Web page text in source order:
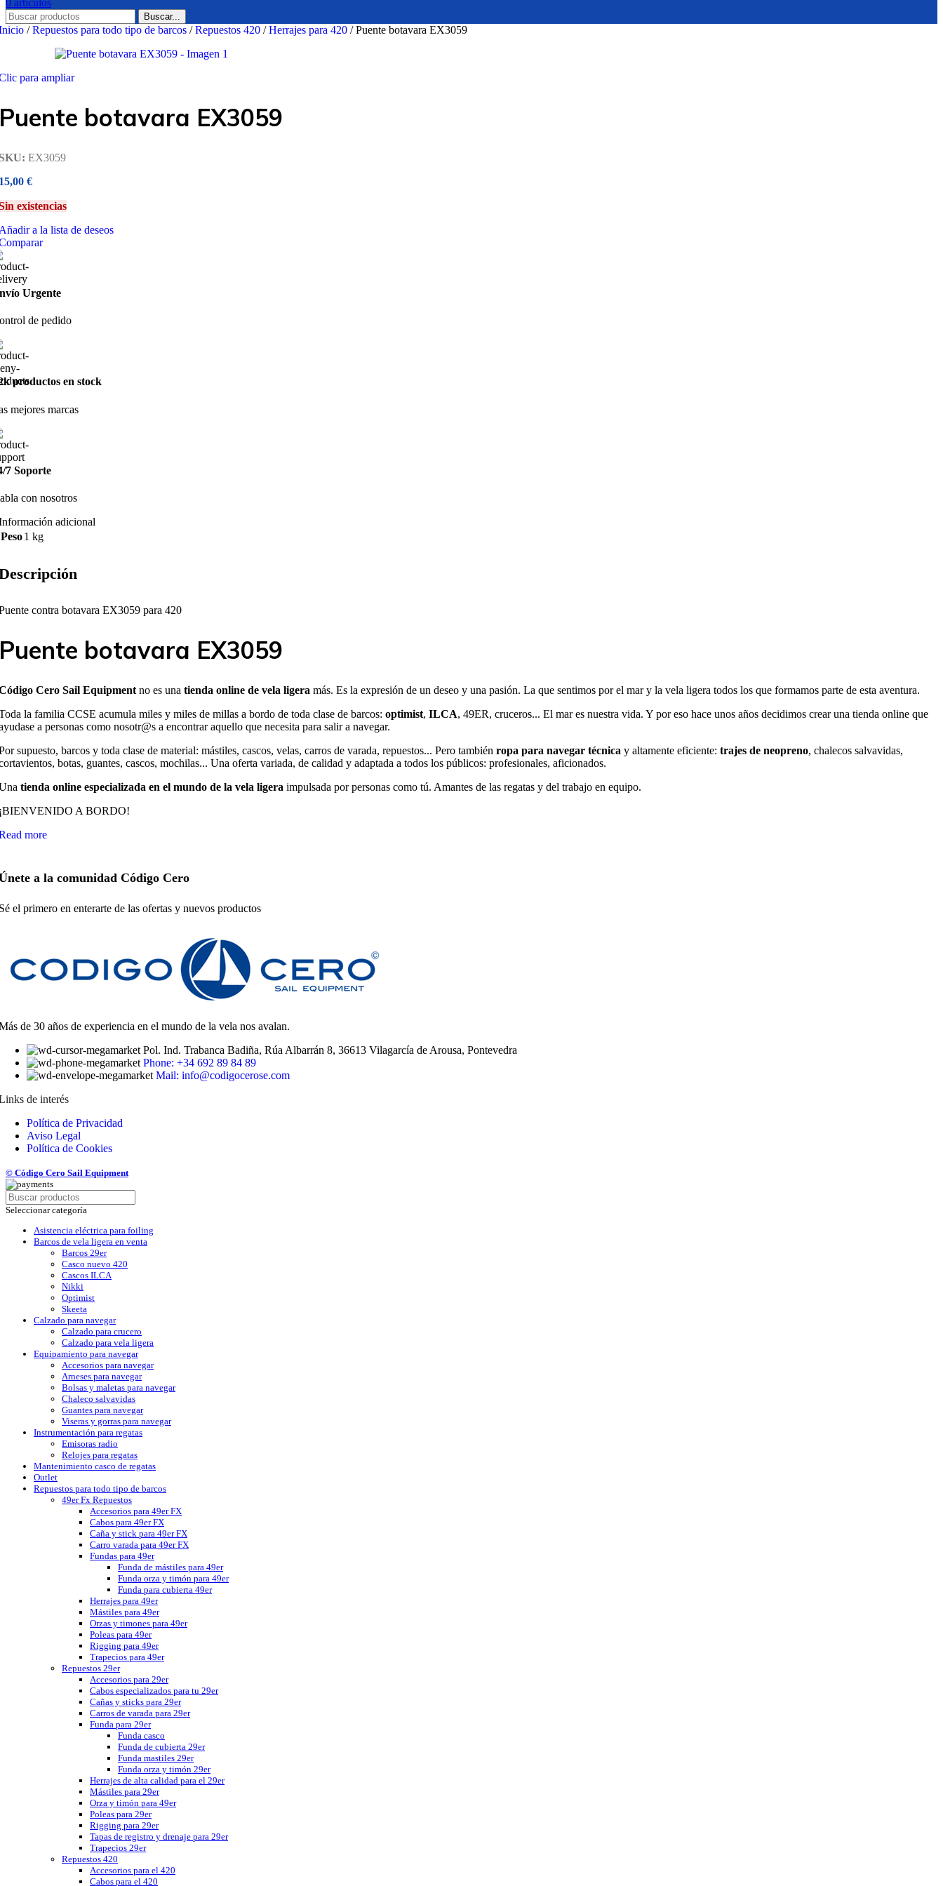
0 artículos
Buscar...
/ Repuestos para todo tipo de barcos / Repuestos 420 / Herrajes para 420 / Puente botavara EX3059
para ampliar
botavara EX3059
EX3059
€
existencias
a la lista de deseos
Urgente
de pedido
productos en stock
mejores marcas
7 Soporte
con nosotros
adicional
Peso1 kg
contra botavara EX3059 para 420
botavara EX3059
Cero Sail Equipment no es una tienda online de vela ligera más. Es la expresión de un deseo y una pasión. La que sentimos por el mar y la vela ligera todos los que formamos parte de esta aventura.
la familia CCSE acumula miles y miles de millas a bordo de toda clase de barcos: optimist, ILCA, 49ER, cruceros... El mar es nuestra vida. Y por eso hace unos años decidimos crear una tienda online que
a personas como nosotr@s a encontrar aquello que necesita para salir a navegar.
supuesto, barcos y toda clase de material: mástiles, cascos, velas, carros de varada, repuestos... Pero también ropa para navegar técnica y altamente eficiente: trajes de neopreno, chalecos salvavidas,
botas, guantes, cascos, mochilas... Una oferta variada, de calidad y adaptada a todos los públicos: profesionales, aficionados.
tienda online especializada en el mundo de la vela ligera impulsada por personas como tú. Amantes de las regatas y del trabajo en equipo.
A BORDO!
more
a la comunidad Código Cero
el primero en enterarte de las ofertas y nuevos productos
de 30 años de experiencia en el mundo de la vela nos avalan.
Pol. Ind. Trabanca Badiña, Rúa Albarrán 8, 36613 Vilagarcía de Arousa, Pontevedra
Phone: +34 692 89 84 89
Mail: info@codigocerose.com
de interés
Política de Privacidad
Aviso Legal
Política de Cookies
© Código Cero Sail Equipment
Seleccionar categoría
Asistencia eléctrica para foiling
Barcos de vela ligera en venta
Barcos 29er
Casco nuevo 420
Cascos ILCA
Nikki
Optimist
Skeeta
Calzado para navegar
Calzado para crucero
Calzado para vela ligera
Equipamiento para navegar
Accesorios para navegar
Arneses para navegar
Bolsas y maletas para navegar
Chaleco salvavidas
Guantes para navegar
Viseras y gorras para navegar
Instrumentación para regatas
Emisoras radio
Relojes para regatas
Mantenimiento casco de regatas
Outlet
Repuestos para todo tipo de barcos
49er Fx Repuestos
Accesorios para 49er FX
Cabos para 49er FX
Caña y stick para 49er FX
Carro varada para 49er FX
Fundas para 49er
Funda de mástiles para 49er
Funda orza y timón para 49er
Funda para cubierta 49er
Herrajes para 49er
Mástiles para 49er
Orzas y timones para 49er
Poleas para 49er
Rigging para 49er
Trapecios para 49er
Repuestos 29er
Accesorios para 29er
Cabos especializados para tu 29er
Cañas y sticks para 29er
Carros de varada para 29er
Funda para 29er
Funda casco
Funda de cubierta 29er
Funda mastiles 29er
Funda orza y timón 29er
Herrajes de alta calidad para el 29er
Mástiles para 29er
Orza y timón para 49er
Poleas para 29er
Rigging para 29er
Tapas de registro y drenaje para 29er
Trapecios 29er
Repuestos 420
Accesorios para el 420
Cabos para el 420